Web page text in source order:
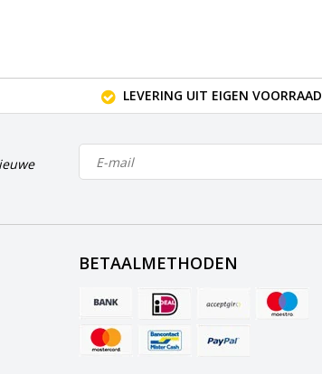
LEVERING UIT EIGEN VOORRAAD
BETAALMETHODEN